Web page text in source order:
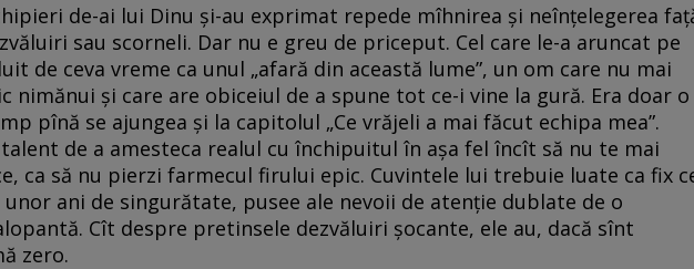
de-ai lui Dinu şi-au exprimat repede mîhnirea şi neînţelegerea
sau scorneli. Dar nu e greu de priceput. Cel care le-a aruncat pe
de ceva vreme ca unul „afară din această lume”, un om care nu mai
nimănui şi care are obiceiul de a spune tot ce-i vine la gură. Era doar o
pînă se ajungea şi la capitolul „Ce vrăjeli a mai făcut echipa mea”.
de a amesteca realul cu închipuitul în aşa fel încît să nu te mai
ca să nu pierzi farmecul firului epic. Cuvintele lui trebuie luate ca fix
ani de singurătate, pusee ale nevoii de atenţie dublate de o
Cît despre pretinsele dezvăluiri şocante, ele au, dacă sînt
zero.